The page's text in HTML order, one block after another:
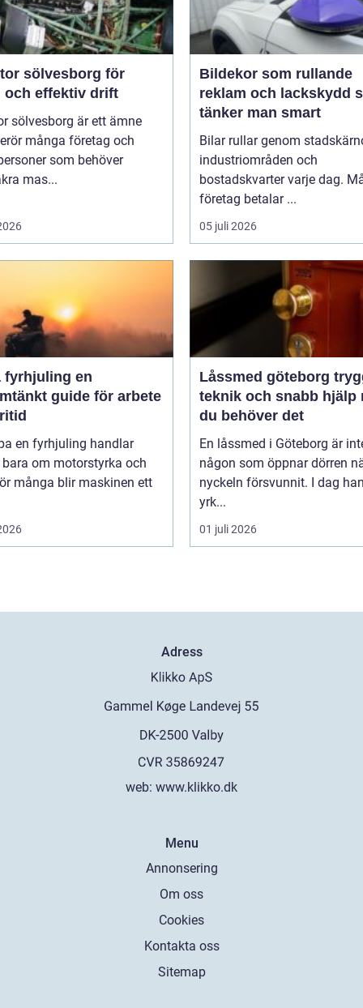
sölvesborg för
och effektiv drift
sölvesborg är ett ämne
många företag och
som behöver
mas...
Bildekor som rullande
reklam och lackskydd så
tänker man smart
Bilar rullar genom
industriområden och
bostadskvarter varje dag.
företag betalar ...
05 juli 2026
en
guide för arbete
en fyrhjuling handlar
om motorstyrka och
många blir maskinen ett
Låssmed göteborg trygghet,
teknik och snabb hjälp
du behöver det
En låssmed i Göteborg är
någon som öppnar dörren
nyckeln försvunnit. I dag
yrk...
01 juli 2026
Adress
web: www.klikko.dk
Menu
Annonsering
Om oss
Cookies
Kontakta oss
Sitemap